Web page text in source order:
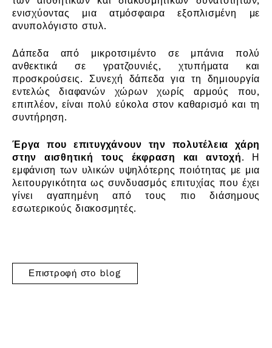
ενισχύοντας μια ατμόσφαιρα εξοπλισμένη με
ανυπολόγιστο στυλ.
Δάπεδα από μικροτσιμέντο σε μπάνια πολύ
ανθεκτικά σε γρατζουνιές, χτυπήματα και
προσκρούσεις. Συνεχή δάπεδα για τη δημιουργία
εντελώς διαφανών χώρων χωρίς αρμούς που,
επιπλέον, είναι πολύ εύκολα στον καθαρισμό και τη
συντήρηση.
Έργα που επιτυγχάνουν την πολυτέλεια χάρη
στην αισθητική τους έκφραση και αντοχή. Η
εμφάνιση των υλικών υψηλότερης ποιότητας με μια
λειτουργικότητα ως συνδυασμός επιτυχίας που έχει
γίνει αγαπημένη από τους πιο διάσημους
εσωτερικούς διακοσμητές.
Επιστροφή στο blog